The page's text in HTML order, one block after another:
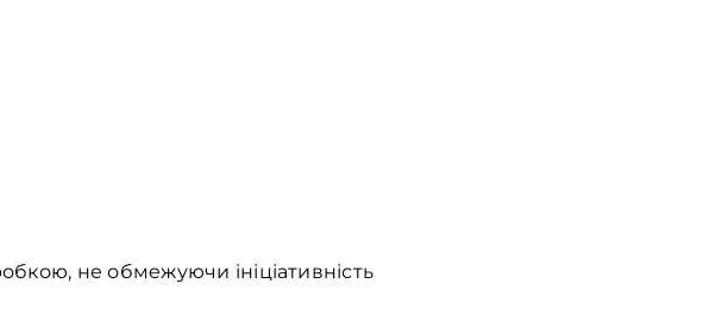
, не обмежуючи ініціативність